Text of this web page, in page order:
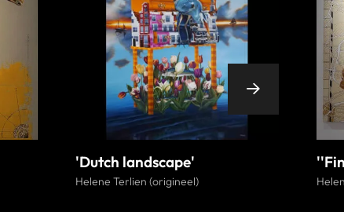
'Dutch landscape'
Helene Terlien (origineel)